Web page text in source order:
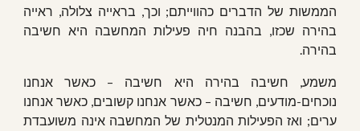
הממשות של הדברים כהווייתם; וכך, בראייה צלולה, ראייה
בהירה שכזו, בהבנה חיה פעילות המחשבה היא חשיבה
בהירה.
משמע, חשיבה בהירה היא חשיבה – כאשר אנחנו
נוכחים-מודעים, חשיבה – כאשר אנחנו קשובים, כאשר אנחנו
ערים; ואז הפעילות המנטלית של המחשבה אינה משועבדת